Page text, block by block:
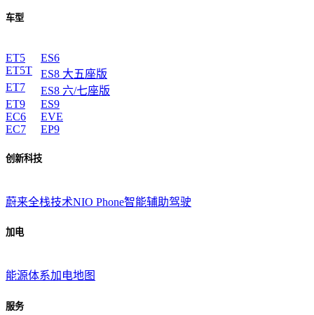
车型
ET5
ET5T
ET7
ET9
EC6
EC7
ES6
ES8 大五座版
ES8 六/七座版
ES9
EVE
EP9
创新科技
蔚来全栈技术NIO Phone智能辅助驾驶
加电
能源体系加电地图
服务